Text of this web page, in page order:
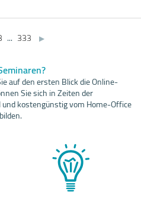
... 333 ▶
auf den ersten Blick die Online-
Sie sich in Zeiten der
kostengünstig vom Home-Office